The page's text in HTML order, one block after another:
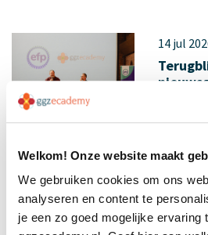
Welkom! Onze website maakt
We gebruiken cookies om ons
analyseren en content te
je een zo goed mogelijke ervaring
14 jul
11 jul